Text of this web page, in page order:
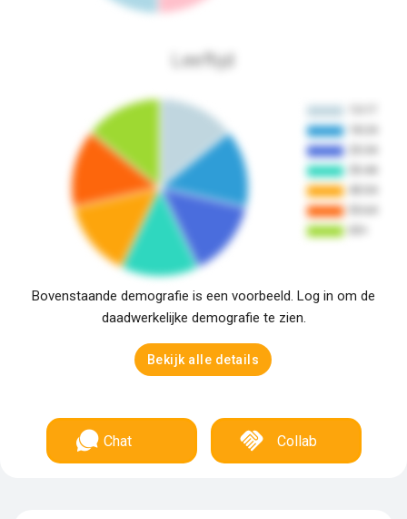
Leeftijd
Bovenstaande demografie is een voorbeeld. Log in om de
daadwerkelijke demografie te zien.
Bekijk alle details
Chat Collab